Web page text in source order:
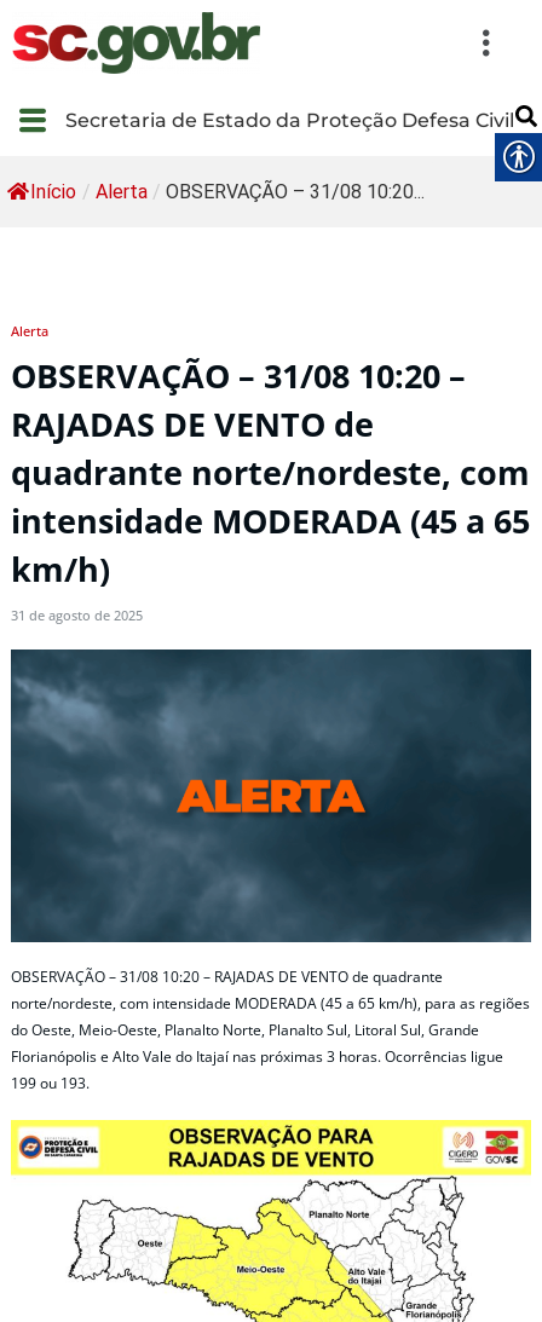
Secretaria de Estado da Proteção Defesa Civil
Início / Alerta / OBSERVAÇÃO – 31/08 10:20...
Alerta
OBSERVAÇÃO – 31/08 10:20 –
RAJADAS DE VENTO de
quadrante norte/nordeste, com
intensidade MODERADA (45 a 65
km/h)
31 de agosto de 2025
OBSERVAÇÃO – 31/08 10:20 – RAJADAS DE VENTO de quadrante
norte/nordeste, com intensidade MODERADA (45 a 65 km/h), para as regiões
do Oeste, Meio-Oeste, Planalto Norte, Planalto Sul, Litoral Sul, Grande
Florianópolis e Alto Vale do Itajaí nas próximas 3 horas. Ocorrências ligue
199 ou 193.